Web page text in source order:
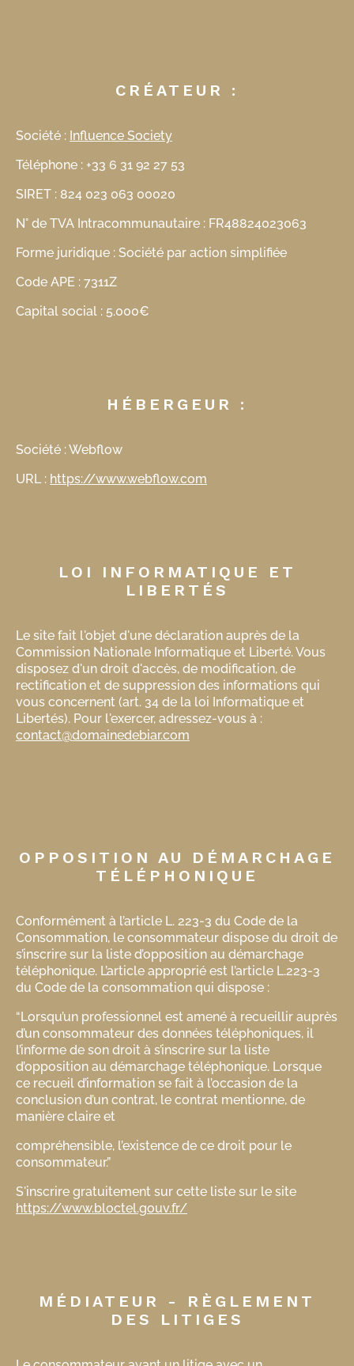
CRÉATEUR :
Société : Influence Society
Téléphone : +33 6 31 92 27 53
SIRET : 824 023 063 00020
N° de TVA Intracommunautaire : FR48824023063
Forme juridique : Société par action simplifiée
Code APE : 7311Z
Capital social : 5.000€
HÉBERGEUR :
Société : Webflow
URL : https://www.webflow.com
LOI INFORMATIQUE ET
LIBERTÉS
Le site fait l'objet d'une déclaration auprès de la
Commission Nationale Informatique et Liberté. Vous
disposez d'un droit d'accès, de modification, de
rectification et de suppression des informations qui
vous concernent (art. 34 de la loi Informatique et
Libertés). Pour l'exercer, adressez-vous à :
contact@domainedebiar.com
OPPOSITION AU DÉMARCHAGE
TÉLÉPHONIQUE
Conformément à l’article L. 223-3 du Code de la
Consommation, le consommateur dispose du droit de
s’inscrire sur la liste d’opposition au démarchage
téléphonique. L’article approprié est l’article L.223-3
du Code de la consommation qui dispose :
“Lorsqu’un professionnel est amené à recueillir auprès
d’un consommateur des données téléphoniques, il
l’informe de son droit à s’inscrire sur la liste
d’opposition au démarchage téléphonique. Lorsque
ce recueil d’information se fait à l’occasion de la
conclusion d’un contrat, le contrat mentionne, de
manière claire et
compréhensible, l’existence de ce droit pour le
consommateur.”
S'inscrire gratuitement sur cette liste sur le site
https://www.bloctel.gouv.fr/
MÉDIATEUR - RÈGLEMENT
DES LITIGES